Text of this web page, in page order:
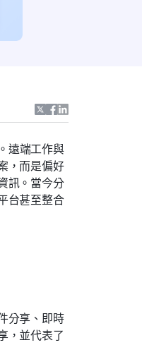
遠端工作與
，而是偏好
訊。當今分
台甚至整合
分享、即時
，並代表了